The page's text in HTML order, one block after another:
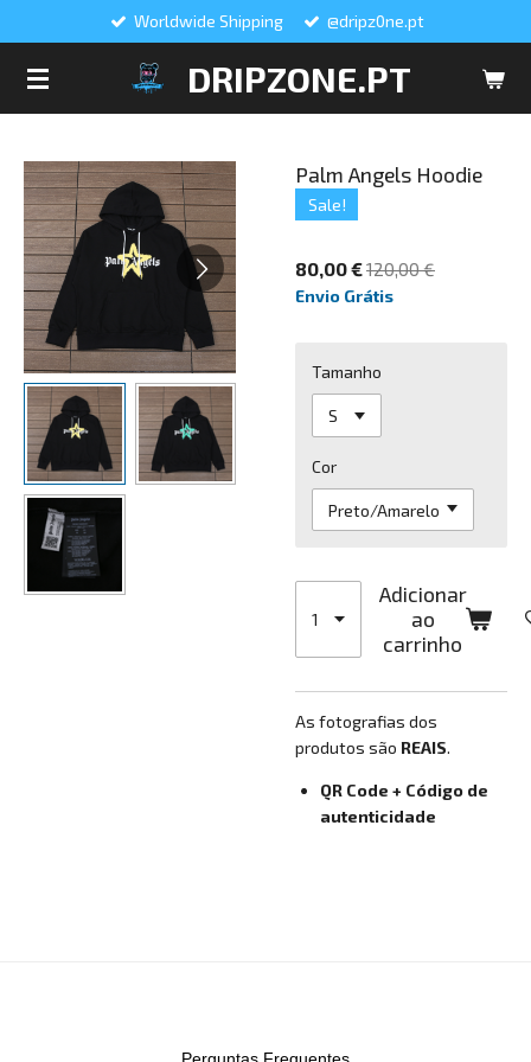
DRIPZONE.PT
Worldwide Shipping @dripz0ne.pt
Palm Angels Hoodie
Sale!
80,00 €120,00 €
Envio Grátis
Tamanho
Cor
Adicionar
ao
carrinho
As fotografias dos
produtos são REAIS.
QR Code + Código de
autenticidade
Perguntas Frequentes